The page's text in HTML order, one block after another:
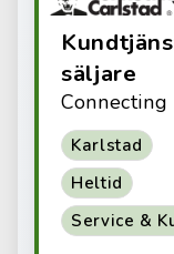
säljare
Karlstad
Heltid
Service &